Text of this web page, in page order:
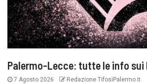
Palermo-Lecce: tutte le info
7 Agosto 2026 Redazione TifosiPalermo.it